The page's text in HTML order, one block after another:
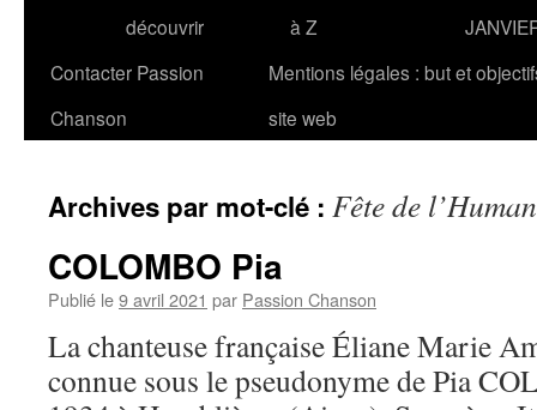
découvrir
à Z
Contacter Passion
Chanson
Mentions légales : but et
site web
Archives par mot-clé : Fête de
COLOMBO Pia
Publié le9 avril 2021 par Passion Chanson
La chanteuse française Éliane Marie
connue sous le pseudonyme de Pia